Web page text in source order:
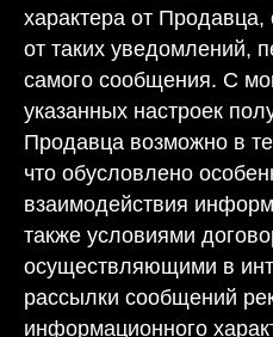
характера от
от таких уведомлений,
самого сообщения. С
указанных настроек
Продавца возможно в
что обусловлено
взаимодействия
также условиями
осуществляющими в
рассылки сообщений
информационного